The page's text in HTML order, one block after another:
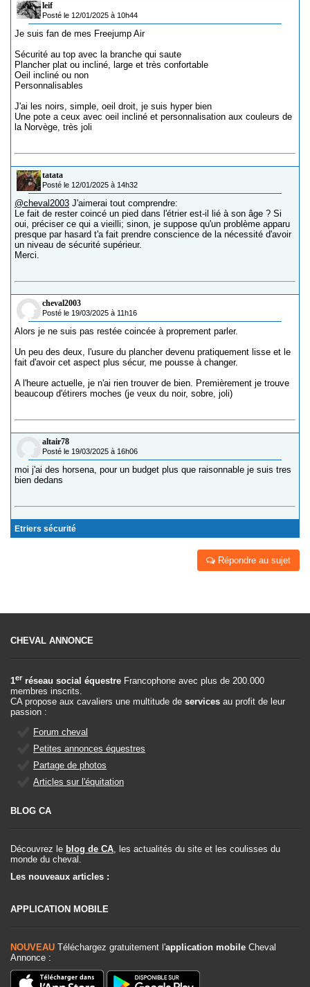
leif
Posté le 12/01/2025 à 10h44
Je suis fan de mes Freejump Air
Sécurité au top avec la branche qui saute
Plancher plat ou incliné, large et très confortable
Oeil incliné ou non
Personnalisables
J'ai les noirs, simple, oeil droit, je suis hyper bien
Une pote a ceux avec oeil incliné et personnalisation aux couleurs de
la Norvège, très joli
tatata
Posté le 12/01/2025 à 14h32
@cheval2003 J'aimerai tout comprendre:
Le fait de rester coincé un pied dans l'étrier est-il lié à son âge ? Si
oui, préciser ce qui a vieilli; sinon, je suppose qu'un problème apparu
presque par hasard t'a fait prendre conscience de la nécessité d'avoir
un niveau de sécurité supérieur.
Merci.
cheval2003
Posté le 19/03/2025 à 11h16
Alors je ne suis pas restée coincée à proprement parler.
Un peu des deux, l'usure du plancher devenu pratiquement lisse et le
fait d'avoir cet aspect plus sécur, me pousse à changer.
A l'heure actuelle, je n'ai rien trouver de bien. Premièrement je trouve
beaucoup d'étirers moches (je veux du noir, sobre, joli)
altair78
Posté le 19/03/2025 à 16h06
moi j'ai des horsena, pour un budget plus que raisonnable je suis tres
bien dedans
Etriers sécurité
Répondre au sujet
CHEVAL ANNONCE
1er réseau social équestre Francophone avec plus de 200.000
membres inscrits.
CA propose aux cavaliers une multitude de services au profit de leur
passion :
Forum cheval
Petites annonces équestres
Partage de photos
Articles sur l'équitation
BLOG CA
Découvrez le blog de CA, les actualités du site et les coulisses du
monde du cheval.
Les nouveaux articles :
APPLICATION MOBILE
NOUVEAU Téléchargez gratuitement l'application mobile Cheval
Annonce :